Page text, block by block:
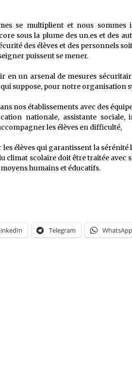
se multiplient et nous sommes
sous la plume des un.es et des
des élèves et des personnels
puissent se mener.
en un arsenal de mesures
suppose, pour notre organisation
nos établissements avec des
nationale, assistante
les élèves en difficulté,
élèves qui garantissent la sérénité
climat scolaire doit être traitée avec
humains et éducatifs.
Telegram WhatsApp